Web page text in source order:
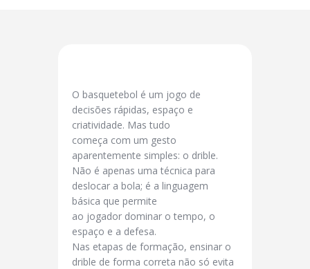
O basquetebol é um jogo de
decisões rápidas, espaço e
criatividade. Mas tudo
começa com um gesto
aparentemente simples: o drible.
Não é apenas uma técnica para
deslocar a bola; é a linguagem
básica que permite
ao jogador dominar o tempo, o
espaço e a defesa.
Nas etapas de formação, ensinar o
drible de forma correta não só evita